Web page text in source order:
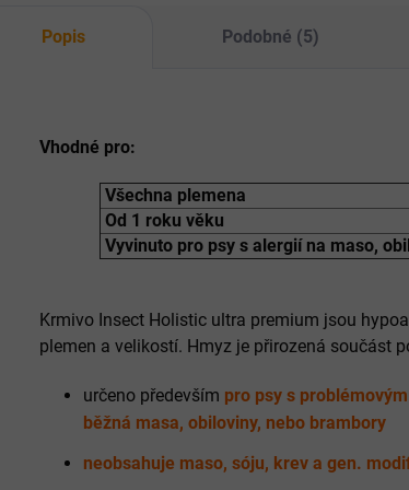
Popis Podobné (5)
Vhodné pro:
Všechna plemena
Od 1 roku věku
Vyvinuto pro psy s alergií na maso,
Krmivo Insect Holistic ultra premium jsou
plemen a velikostí. Hmyz je přirozená součást
určeno především pro psy s
běžná masa, obiloviny, nebo brambory
neobsahuje maso, sóju, krev a gen.